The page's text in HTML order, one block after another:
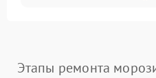
Этапы ремонта